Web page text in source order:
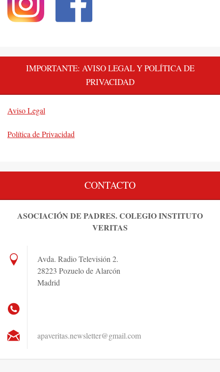
IMPORTANTE: AVISO LEGAL Y POLÍTICA DE
PRIVACIDAD
Aviso Legal
Política de Privacidad
CONTACTO
ASOCIACIÓN DE PADRES. COLEGIO INSTITUTO
VERITAS
Avda. Radio Televisión 2.
28223 Pozuelo de Alarcón
Madrid
apaveritas.newsletter@gmail.com